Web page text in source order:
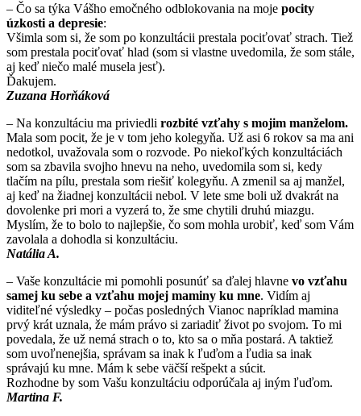
– Čo sa týka Vášho emočného odblokovania na moje pocity
úzkosti a depresie:
Všimla som si, že som po konzultácii prestala pociťovať strach. Tiež
som prestala pociťovať hlad (som si vlastne uvedomila, že som stále,
aj keď niečo malé musela jesť).
Ďakujem.
Zuzana Horňáková
– Na konzultáciu ma priviedli rozbité vzťahy s mojim manželom.
Mala som pocit, že je v tom jeho kolegyňa. Už asi 6 rokov sa ma ani
nedotkol, uvažovala som o rozvode. Po niekoľkých konzultáciách
som sa zbavila svojho hnevu na neho, uvedomila som si, kedy
tlačím na pílu, prestala som riešiť kolegyňu. A zmenil sa aj manžel,
aj keď na žiadnej konzultácii nebol. V lete sme boli už dvakrát na
dovolenke pri mori a vyzerá to, že sme chytili druhú miazgu.
Myslím, že to bolo to najlepšie, čo som mohla urobiť, keď som Vám
zavolala a dohodla si konzultáciu.
Natália A.
– Vaše konzultácie mi pomohli posunúť sa ďalej hlavne vo vzťahu
samej ku sebe a vzťahu mojej maminy ku mne. Vidím aj
viditeľné výsledky – počas posledných Vianoc napríklad mamina
prvý krát uznala, že mám právo si zariadiť život po svojom. To mi
povedala, že už nemá strach o to, kto sa o mňa postará. A taktiež
som uvoľnenejšia, správam sa inak k ľuďom a ľudia sa inak
správajú ku mne. Mám k sebe väčší rešpekt a súcit.
Rozhodne by som Vašu konzultáciu odporúčala aj iným ľuďom.
Martina F.